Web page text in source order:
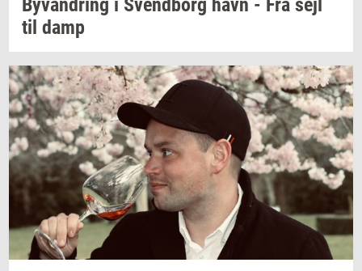
Byvan­dring i Svend­borg havn - Fra sejl
til damp